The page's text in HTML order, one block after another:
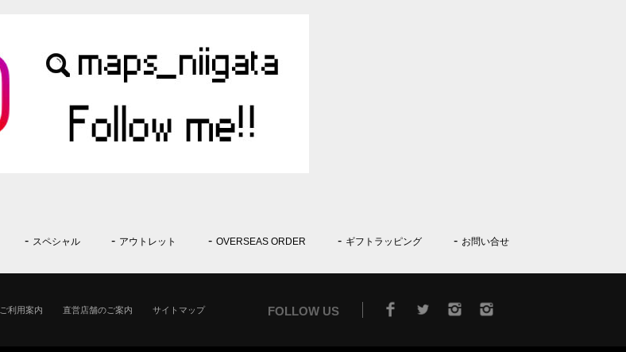
スペシャル アウトレット OVERSEAS ORDER ギフトラッピング お問い合せ
ご利用案内 直営店舗のご案内 サイトマップ FOLLOW US